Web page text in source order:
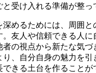
受け入れる準備が整っ
深めるためには、周囲と
。友人や信頼できる人に
者の視点から新たな気づ
り、自分自身の魅力を引
きる土台を作ることが